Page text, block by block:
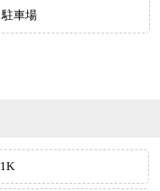
駐車場
1K